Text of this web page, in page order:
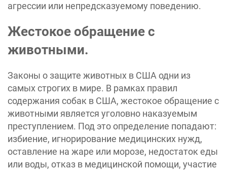
агрессии или непредсказуемому поведению.
Жестокое обращение с
животными.
Законы о защите животных в США одни из
самых строгих в мире. В рамках правил
содержания собак в США, жестокое обращение с
животными является уголовно наказуемым
преступлением. Под это определение попадают:
избиение, игнорирование медицинских нужд,
оставление на жаре или морозе, недостаток еды
или воды, отказ в медицинской помощи, участие